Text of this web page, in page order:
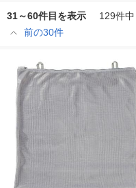
31～60件目を表示
129件中
前の30件